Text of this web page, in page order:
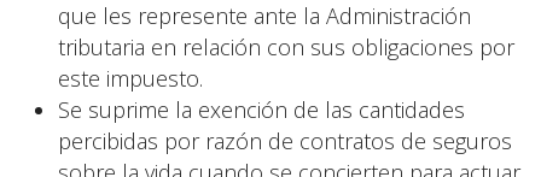
que les represente ante la Administración
tributaria en relación con sus obligaciones por
este impuesto.
Se suprime la exención de las cantidades
percibidas por razón de contratos de seguros